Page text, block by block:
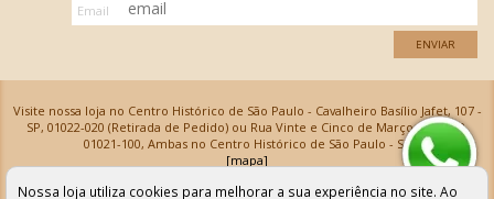
Email
ENVIAR
Visite nossa loja no Centro Histórico de São Paulo - Cavalheiro Basílio Jafet, 107 -
SP, 01022-020 (Retirada de Pedido) ou Rua Vinte e Cinco de Março, 576 - SP,
01021-100, Ambas no Centro Histórico de São Paulo - SP
[mapa]
Armarinhos Santa Cecília Ltda | CNPJ: 61.069.639/0001-18
Nossa loja utiliza cookies para melhorar a sua experiência no site. Ao